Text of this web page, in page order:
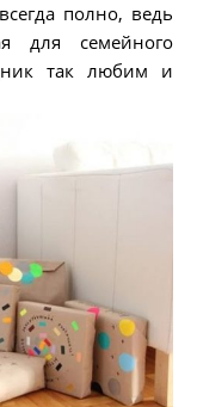
полно, ведь
для семейного
так любим и